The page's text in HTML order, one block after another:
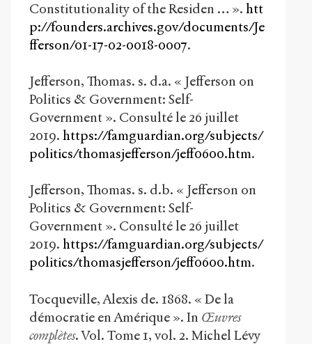
Constitutionality of the Residen … ».htt
p://founders.archives.gov/documents/Je
fferson/01-17-02-0018-0007.
Jefferson, Thomas. s. d.a. « Jefferson on
Politics & Government: Self-
Government ». Consulté le 26 juillet
2019.https://famguardian.org/subjects/
politics/thomasjefferson/jeff0600.htm.
Jefferson, Thomas. s. d.b. « Jefferson on
Politics & Government: Self-
Government ». Consulté le 26 juillet
2019.https://famguardian.org/subjects/
politics/thomasjefferson/jeff0600.htm.
Tocqueville, Alexis de. 1868. « De la
démocratie en Amérique ». In Œuvres
complètes. Vol. Tome 1, vol. 2. Michel Lévy